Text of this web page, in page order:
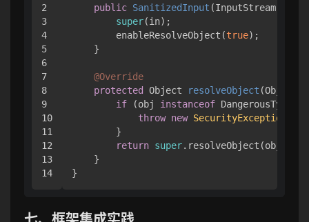
2
3
4
5
6
7
8
9
10
11
12
13
public SanitizedInput (InputStream in)
super(in);
        enableResolveObject(
true);
    }
@Override
protected
Object resolveObject (Object
if (obj instanceof DangerousType) {
throw new SecurityException
        }
return super.resolveObject(obj);
    }